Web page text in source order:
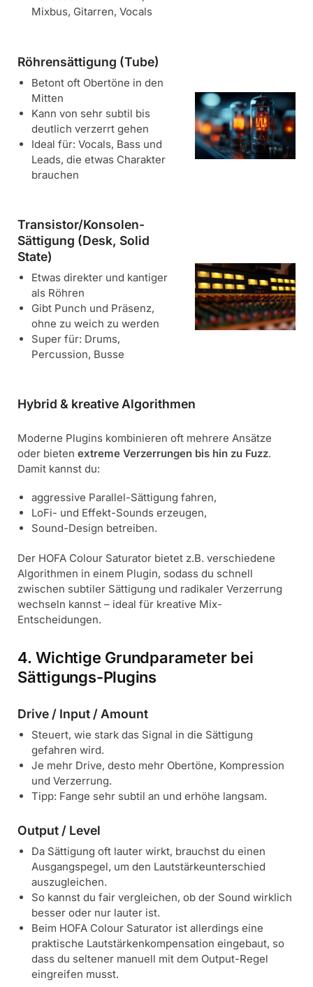
Mixbus, Gitarren, Vocals
Röhrensättigung (Tube)
Betont oft Obertöne in den
Mitten
Kann von sehr subtil bis
deutlich verzerrt gehen
Ideal für: Vocals, Bass und
Leads, die etwas Charakter
brauchen
Transistor/Konsolen-
Sättigung (Desk, Solid
State)
Etwas direkter und kantiger
als Röhren
Gibt Punch und Präsenz,
ohne zu weich zu werden
Super für: Drums,
Percussion, Busse
Hybrid & kreative Algorithmen
Moderne Plugins kombinieren oft mehrere Ansätze
oder bieten extreme Verzerrungen bis hin zu Fuzz.
Damit kannst du:
aggressive Parallel-Sättigung fahren,
LoFi- und Effekt-Sounds erzeugen,
Sound-Design betreiben.
Der HOFA Colour Saturator bietet z.B. verschiedene
Algorithmen in einem Plugin, sodass du schnell
zwischen subtiler Sättigung und radikaler Verzerrung
wechseln kannst – ideal für kreative Mix-
Entscheidungen.
4. Wichtige Grundparameter bei
Sättigungs-Plugins
Drive / Input / Amount
Steuert, wie stark das Signal in die Sättigung
gefahren wird.
Je mehr Drive, desto mehr Obertöne, Kompression
und Verzerrung.
Tipp: Fange sehr subtil an und erhöhe langsam.
Output / Level
Da Sättigung oft lauter wirkt, brauchst du einen
Ausgangspegel, um den Lautstärkeunterschied
auszugleichen.
So kannst du fair vergleichen, ob der Sound wirklich
besser oder nur lauter ist.
Beim HOFA Colour Saturator ist allerdings eine
praktische Lautstärkenkompensation eingebaut, so
dass du seltener manuell mit dem Output-Regel
eingreifen musst.